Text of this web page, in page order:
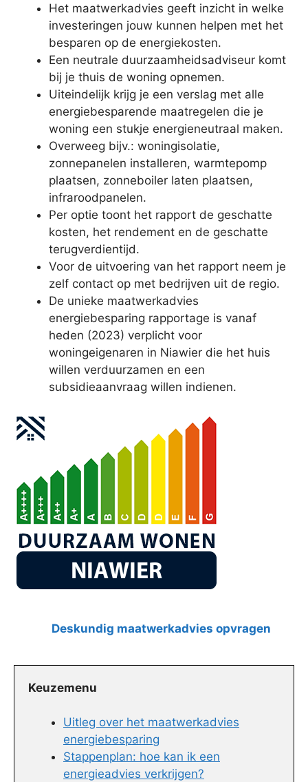
Het maatwerkadvies geeft inzicht in welke
investeringen jouw kunnen helpen met het
besparen op de energiekosten.
Een neutrale duurzaamheidsadviseur komt
bij je thuis de woning opnemen.
Uiteindelijk krijg je een verslag met alle
energiebesparende maatregelen die je
woning een stukje energieneutraal maken.
Overweeg bijv.: woningisolatie,
zonnepanelen installeren, warmtepomp
plaatsen, zonneboiler laten plaatsen,
infraroodpanelen.
Per optie toont het rapport de geschatte
kosten, het rendement en de geschatte
terugverdientijd.
Voor de uitvoering van het rapport neem je
zelf contact op met bedrijven uit de regio.
De unieke maatwerkadvies
energiebesparing rapportage is vanaf
heden (2023) verplicht voor
woningeigenaren in Niawier die het huis
willen verduurzamen en een
subsidieaanvraag willen indienen.
Deskundig maatwerkadvies opvragen
Keuzemenu
Uitleg over het maatwerkadvies
energiebesparing
Stappenplan: hoe kan ik een
energieadvies verkrijgen?